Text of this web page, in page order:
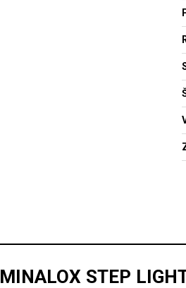
MINALOX STEP